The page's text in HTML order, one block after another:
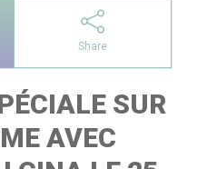
Share
SUR
AVEC